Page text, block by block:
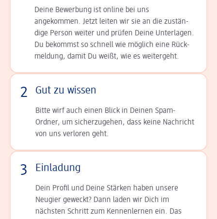
Deine Bewerbung ist online bei uns
angekommen. Jetzt leiten wir sie an die zu­stän­
dige Person weiter und prüfen Deine Unterlagen.
Du bekommst so schnell wie möglich eine Rück­
meldung, damit Du weißt, wie es weitergeht.
2 Gut zu wissen
Bitte wirf auch einen Blick in Deinen Spam-
Ordner, um sicherzugehen, dass keine Nachricht
von uns verloren geht.
3 Einladung
Dein Profil und Deine Stär­ken haben unsere
Neugier geweckt? Dann laden wir Dich im
nächsten Schritt zum Kennen­lernen ein. Das